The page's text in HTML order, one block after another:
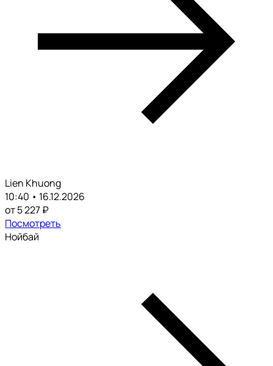
Lien Khuong
10:40 • 16.12.2026
от 5 227 ₽
Посмотреть
Нойбай